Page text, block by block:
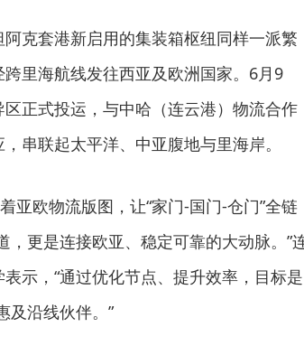
克套港新启用的集装箱枢纽同样一派繁
里海航线发往西亚及欧洲国家。6月9
正式投运，与中哈（连云港）物流合作
联起太平洋、中亚腹地与里海岸。
亚欧物流版图，让“家门-国门-仓门”全链
更是连接欧亚、稳定可靠的大动脉。”
示，“通过优化节点、提升效率，目标是
及沿线伙伴。”